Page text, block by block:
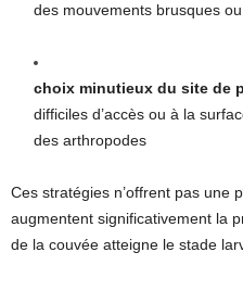
des mouvements brusques
choix minutieux du site de
difficiles d’accès ou à la
des arthropodes
Ces stratégies n’offrent pas une
augmentent significativement la
de la couvée atteigne le stade